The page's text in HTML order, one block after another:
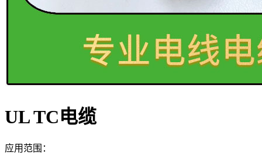
UL TC电缆
应用范围：